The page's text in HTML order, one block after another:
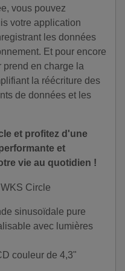
vous pouvez
votre application
les données
Et pour encore
en charge la
la réécriture des
de données et les
et profitez d'une
et
vie au quotidien !
sinusoïdale pure
avec lumières
couleur de 4,3"